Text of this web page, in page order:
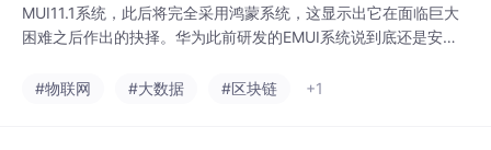
MUI11.1系统，此后将完全采用鸿蒙系统，这显示出它在面临巨大
困难之后作出的抉择。华为此前研发的EMUI系统说到底还是安卓
#物联网
#大数据 #区块链 +1